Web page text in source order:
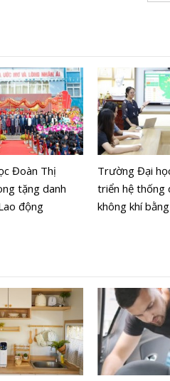
Đoàn Thị
tặng danh
động
Trường Đại
triển hệ thống
không khí